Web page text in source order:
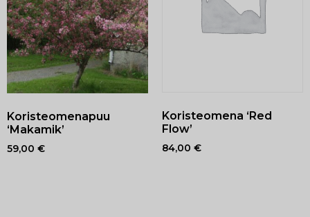
Koristeomenapuu
‘Makamik’
59,00 €
Koristeomena ‘Red
Flow’
84,00 €